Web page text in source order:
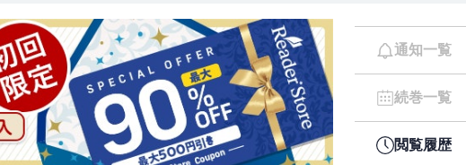
通知一覧
続巻一覧
閲覧履歴